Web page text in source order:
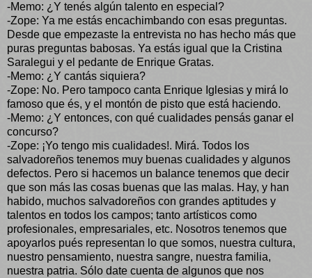
-Memo: ¿Y tenés algún talento en especial?
-Zope: Ya me estás encachimbando con esas preguntas.
Desde que empezaste la entrevista no has hecho más que
puras preguntas babosas. Ya estás igual que la Cristina
Saralegui y el pedante de Enrique Gratas.
-Memo: ¿Y cantás siquiera?
-Zope: No. Pero tampoco canta Enrique Iglesias y mirá lo
famoso que és, y el montón de pisto que está haciendo.
-Memo: ¿Y entonces, con qué cualidades pensás ganar el
concurso?
-Zope: ¡Yo tengo mis cualidades!. Mirá. Todos los
salvadoreños tenemos muy buenas cualidades y algunos
defectos. Pero si hacemos un balance tenemos que decir
que son más las cosas buenas que las malas. Hay, y han
habido, muchos salvadoreños con grandes aptitudes y
talentos en todos los campos; tanto artísticos como
profesionales, empresariales, etc. Nosotros tenemos que
apoyarlos pués representan lo que somos, nuestra cultura,
nuestro pensamiento, nuestra sangre, nuestra familia,
nuestra patria. Sólo date cuenta de algunos que nos